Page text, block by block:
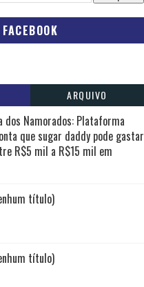
FACEBOOK
ARQUIVO
dos Namorados: Plataforma
que sugar daddy pode gastar
R$5 mil a R$15 mil em
título)
título)